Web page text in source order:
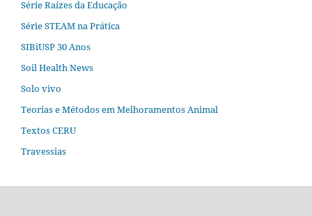
Série Raízes da Educação
Série STEAM na Prática
SIBiUSP 30 Anos
Soil Health News
Solo vivo
Teorias e Métodos em Melhoramentos Animal
Textos CERU
Travessias